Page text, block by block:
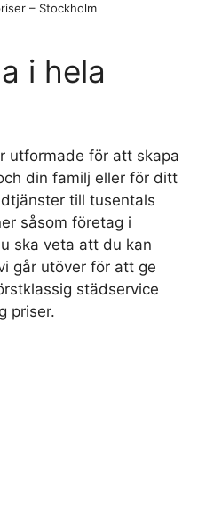
i hela
utformade för att skapa
din familj eller för ditt
till tusentals
såsom företag i
ska veta att du kan
går utöver för att ge
städservice
priser.
– Stockholm